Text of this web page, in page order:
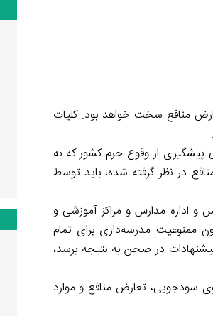
منافع سخت خواهد بود. کلیات
پیشگیری از وقوع جرم کشور که به
و ۶ برنامه‌ای که برای رفع تعارض منافع در نظر گرفته شده، باید توسط
اداره مدارس و مراکز آموزشی و
ممنوعیت مدرسه‌داری برای تمام
در صحن به نتیجه برسد،
سودجویی، تعارض منافع و موارد